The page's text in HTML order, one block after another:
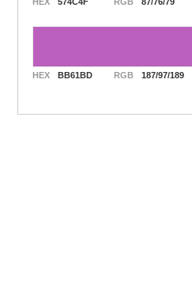
HEX BB61BD RGB 187/97/189